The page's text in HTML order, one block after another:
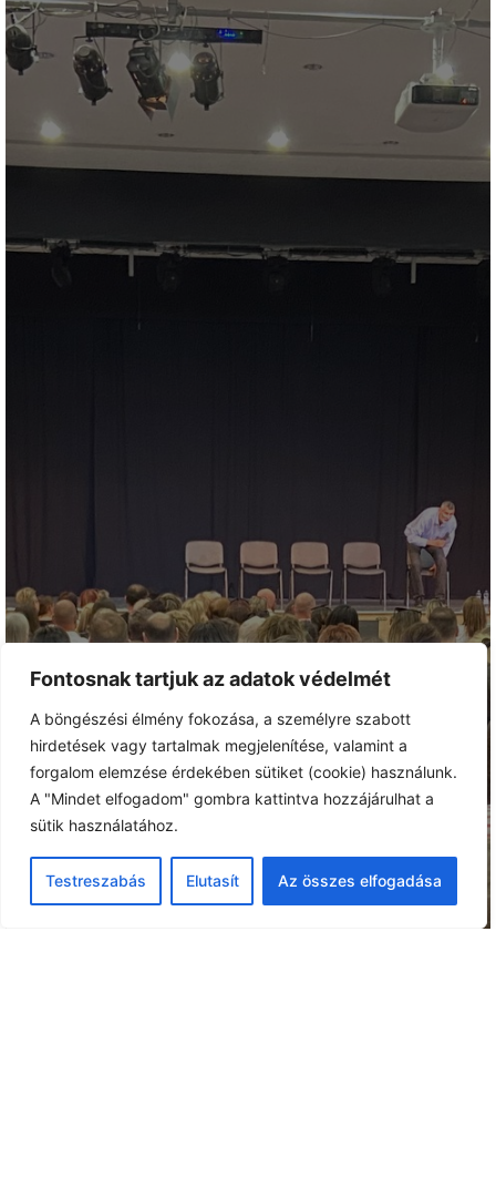
Fontosnak tartjuk az adatok védelmét
A böngészési élmény fokozása, a személyre szabott
hirdetések vagy tartalmak megjelenítése, valamint a
forgalom elemzése érdekében sütiket (cookie) használunk.
A "Mindet elfogadom" gombra kattintva hozzájárulhat a
sütik használatához.
Testreszabás Elutasít Az összes elfogadása
ELŐADÁSAINK